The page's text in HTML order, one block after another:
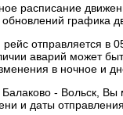
расписание
графика
отправляется в
аварий может
в ночное и
- Вольск, Вы
и даты отправления.